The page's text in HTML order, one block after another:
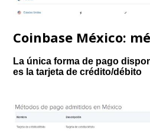
Coinbase México:
La única forma de pago
es la tarjeta de crédito/débito